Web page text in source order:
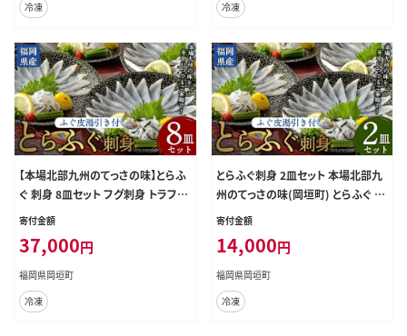
冷凍 冷凍
【本場北部九州のてっさの味】とらふ
ぐ 刺身 8皿セット フグ刺身 トラフグ
小分け 晩酌 冷凍 岡垣町
寄付金額
37,000円
福岡県岡垣町
冷凍
とらふぐ刺身 2皿セット 本場北部九
州のてっさの味(岡垣町) とらふぐ ト
ラフグ ふぐ フグ 河豚 刺身 刺し身 と
まみ オツマミ ふぐ料理 フグ料理
寄付金額
14,000円
福岡県岡垣町
冷凍